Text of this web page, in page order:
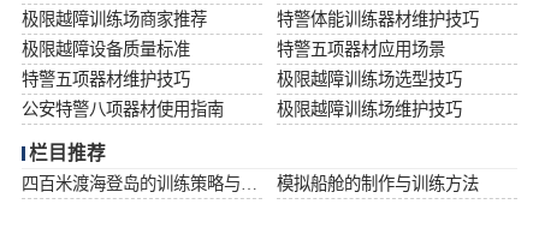
极限越障训练场商家推荐
特警体能训练器材维护技巧
极限越障设备质量标准
特警五项器材应用场景
特警五项器材维护技巧
极限越障训练场选型技巧
公安特警八项器材使用指南
极限越障训练场维护技巧
栏目推荐
模拟船舱的制作与训练方法